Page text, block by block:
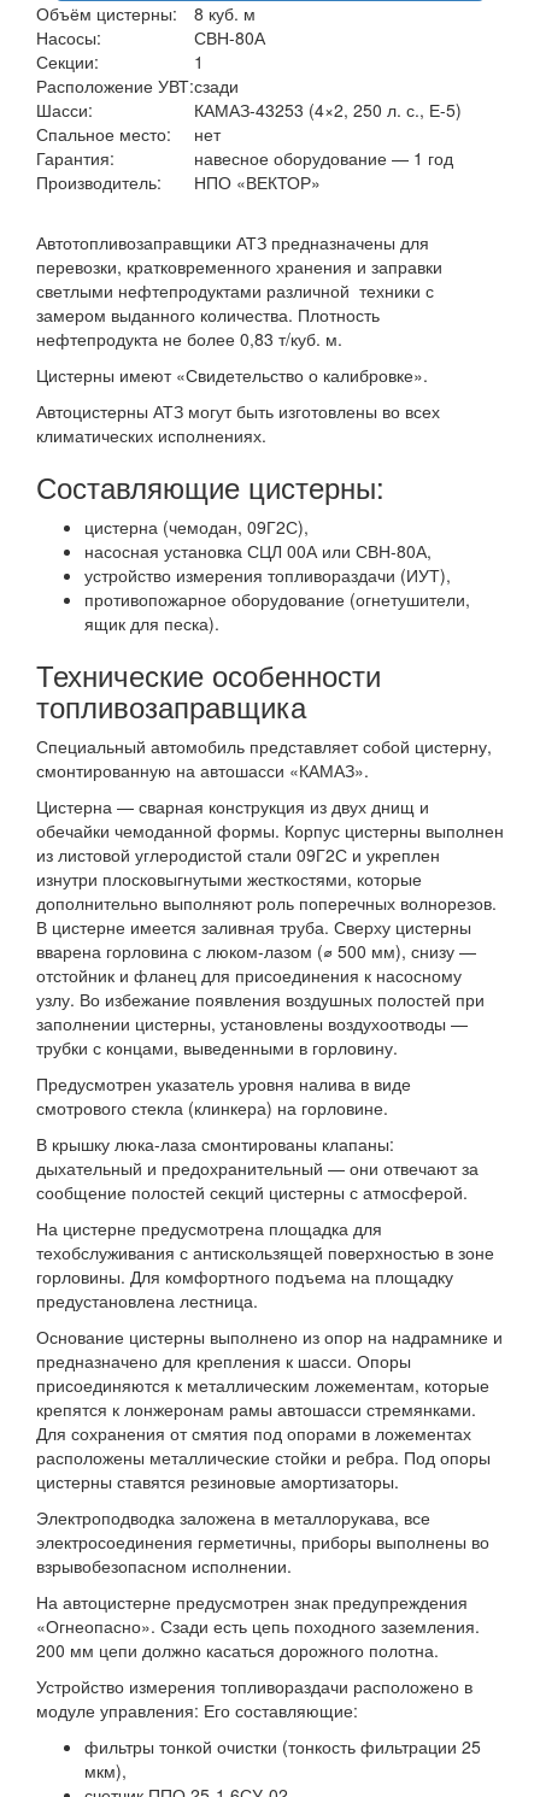
Объём цистерны:
8 куб. м
Насосы:
СВН-80А
Секции:
1
Расположение УВТ:сзади
Шасси:
КАМАЗ-43253 (4×2, 250 л. с., Е-5)
Спальное место:
нет
Гарантия:
навесное оборудование — 1 год
Производитель:
НПО «ВЕКТОР»
Автотопливозаправщики АТЗ предназначены для
перевозки, кратковременного хранения и заправки
светлыми нефтепродуктами различной техники с
замером выданного количества. Плотность
нефтепродукта не более 0,83 т/куб. м.
Цистерны имеют «Свидетельство о калибровке».
Автоцистерны АТЗ могут быть изготовлены во всех
климатических исполнениях.
Составляющие цистерны:
цистерна (чемодан, 09Г2С),
насосная установка СЦЛ 00А или СВН-80А,
устройство измерения топливораздачи (ИУТ),
противопожарное оборудование (огнетушители,
ящик для песка).
Технические особенности
топливозаправщика
Специальный автомобиль представляет собой цистерну,
смонтированную на автошасси «КАМАЗ».
Цистерна — сварная конструкция из двух днищ и
обечайки чемоданной формы. Корпус цистерны выполнен
из листовой углеродистой стали 09Г2С и укреплен
изнутри плосковыгнутыми жесткостями, которые
дополнительно выполняют роль поперечных волнорезов.
В цистерне имеется заливная труба. Сверху цистерны
вварена горловина с люком-лазом (⌀ 500 мм), снизу —
отстойник и фланец для присоединения к насосному
узлу. Во избежание появления воздушных полостей при
заполнении цистерны, установлены воздухоотводы —
трубки с концами, выведенными в горловину.
Предусмотрен указатель уровня налива в виде
смотрового стекла (клинкера) на горловине.
В крышку люка-лаза смонтированы клапаны:
дыхательный и предохранительный — они отвечают за
сообщение полостей секций цистерны с атмосферой.
На цистерне предусмотрена площадка для
техобслуживания с антискользящей поверхностью в зоне
горловины. Для комфортного подъема на площадку
предустановлена лестница.
Основание цистерны выполнено из опор на надрамнике и
предназначено для крепления к шасси. Опоры
присоединяются к металлическим ложементам, которые
крепятся к лонжеронам рамы автошасси стремянками.
Для сохранения от смятия под опорами в ложементах
расположены металлические стойки и ребра. Под опоры
цистерны ставятся резиновые амортизаторы.
Электроподводка заложена в металлорукава, все
электросоединения герметичны, приборы выполнены во
взрывобезопасном исполнении.
На автоцистерне предусмотрен знак предупреждения
«Огнеопасно». Сзади есть цепь походного заземления.
200 мм цепи должно касаться дорожного полотна.
Устройство измерения топливораздачи расположено в
модуле управления: Его составляющие:
фильтры тонкой очистки (тонкость фильтрации 25
мкм),